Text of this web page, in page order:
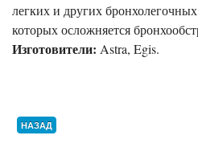
легких и других
которых осложняется
Изготовители: Astra, Egis.
НАЗАД